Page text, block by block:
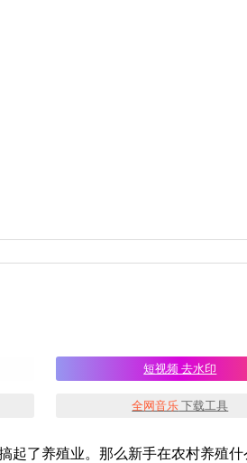
短视频 去水印
全网音乐 下载工具
了养殖业。那么新手在农村养殖